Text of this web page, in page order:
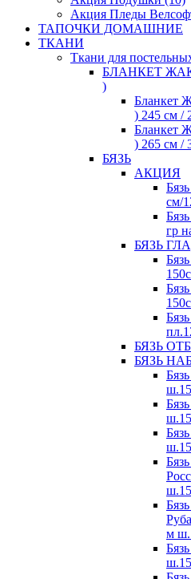
Акция Пледы
ТАПОЧКИ ДОМАШНИЕ
ТКАНИ
Ткани для
БЛАНКЕТ
)
Бланкет
) 245 см /
Бланкет
) 265 см /
БЯЗЬ
АКЦИЯ
см/
гр
БЯЗЬ
БЯЗЬ
БЯЗЬ
м